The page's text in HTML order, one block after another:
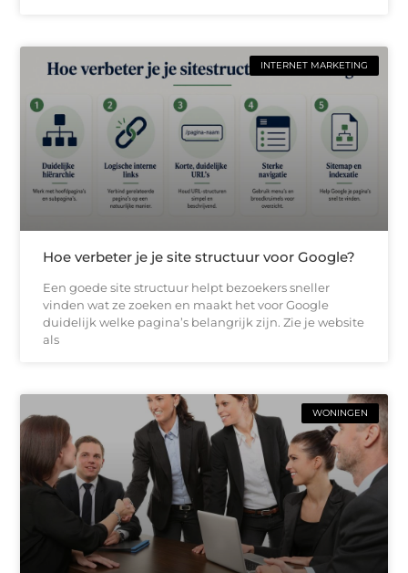
INTERNET MARKETING
Hoe verbeter je je site structuur voor Google?
Een goede site structuur helpt bezoekers sneller
vinden wat ze zoeken en maakt het voor Google
duidelijk welke pagina’s belangrijk zijn. Zie je website
als
WONINGEN